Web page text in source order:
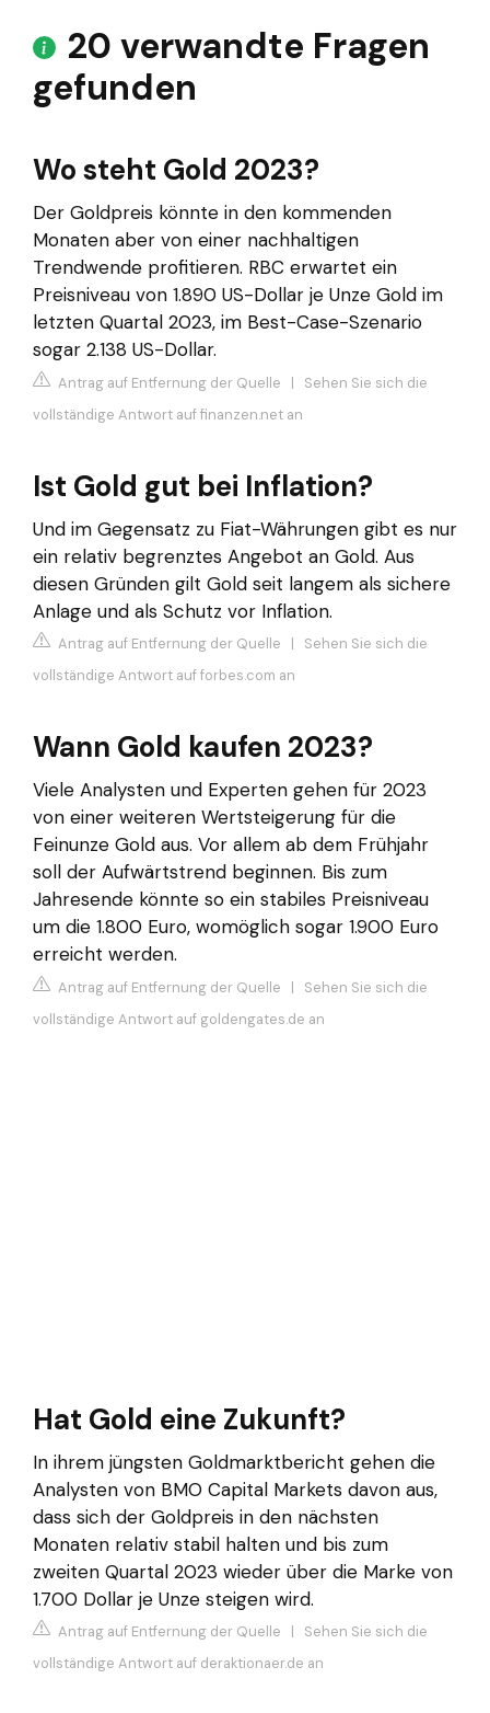
20 verwandte Fragen
gefunden
Wo steht Gold 2023?
Der Goldpreis könnte in den kommenden
Monaten aber von einer nachhaltigen
Trendwende profitieren. RBC erwartet ein
Preisniveau von 1.890 US-Dollar je Unze Gold im
letzten Quartal 2023, im Best-Case-Szenario
sogar 2.138 US-Dollar.
Antrag auf Entfernung der Quelle | Sehen Sie sich die
vollständige Antwort auf finanzen.net an
Ist Gold gut bei Inflation?
Und im Gegensatz zu Fiat-Währungen gibt es nur
ein relativ begrenztes Angebot an Gold. Aus
diesen Gründen gilt Gold seit langem als sichere
Anlage und als Schutz vor Inflation.
Antrag auf Entfernung der Quelle | Sehen Sie sich die
vollständige Antwort auf forbes.com an
Wann Gold kaufen 2023?
Viele Analysten und Experten gehen für 2023
von einer weiteren Wertsteigerung für die
Feinunze Gold aus. Vor allem ab dem Frühjahr
soll der Aufwärtstrend beginnen. Bis zum
Jahresende könnte so ein stabiles Preisniveau
um die 1.800 Euro, womöglich sogar 1.900 Euro
erreicht werden.
Antrag auf Entfernung der Quelle | Sehen Sie sich die
vollständige Antwort auf goldengates.de an
Hat Gold eine Zukunft?
In ihrem jüngsten Goldmarktbericht gehen die
Analysten von BMO Capital Markets davon aus,
dass sich der Goldpreis in den nächsten
Monaten relativ stabil halten und bis zum
zweiten Quartal 2023 wieder über die Marke von
1.700 Dollar je Unze steigen wird.
Antrag auf Entfernung der Quelle | Sehen Sie sich die
vollständige Antwort auf deraktionaer.de an